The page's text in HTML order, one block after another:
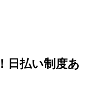
日払い制度あ